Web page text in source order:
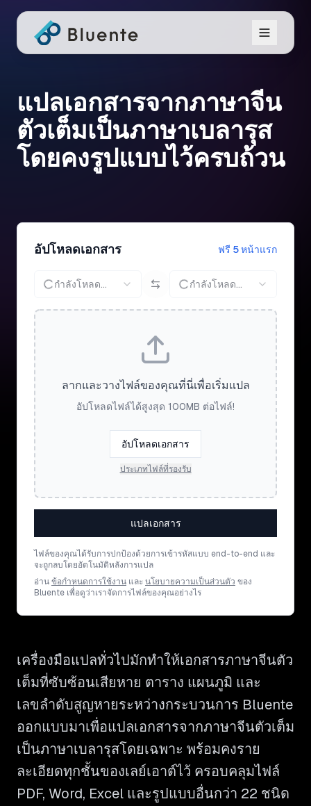
แปลเอกสารจากภาษาจีน
ตัวเต็มเป็นภาษาเบลารุส
โดยคงรูปแบบไว้ครบถ้วน
อัปโหลดเอกสาร ฟรี 5 หน้าแรก
กำลังโหลด... กำลังโหลด...
ลากและวางไฟล์ของคุณที่นี่เพื่อเริ่มแปล
อัปโหลดไฟล์ได้สูงสุด 100MB ต่อไฟล์!
อัปโหลดเอกสาร
ประเภทไฟล์ที่รองรับ
แปลเอกสาร
ไฟล์ของคุณได้รับการปกป้องด้วยการเข้ารหัสแบบ end-to-end และ
จะถูกลบโดยอัตโนมัติหลังการแปล
อ่านข้อกำหนดการใช้งาน และ นโยบายความเป็นส่วนตัว ของ
Bluente เพื่อดูว่าเราจัดการไฟล์ของคุณอย่างไร
เครื่องมือแปลทั่วไปมักทำให้เอกสารภาษาจีนตัว
เต็มที่ซับซ้อนเสียหาย ตาราง แผนภูมิ และ
เลขลำดับสูญหายระหว่างกระบวนการ Bluente
ออกแบบมาเพื่อแปลเอกสารจากภาษาจีนตัวเต็ม
เป็นภาษาเบลารุสโดยเฉพาะ พร้อมคงราย
ละเอียดทุกชั้นของเลย์เอาต์ไว้ ครอบคลุมไฟล์
PDF, Word, Excel และรูปแบบอื่นกว่า 22 ชนิด